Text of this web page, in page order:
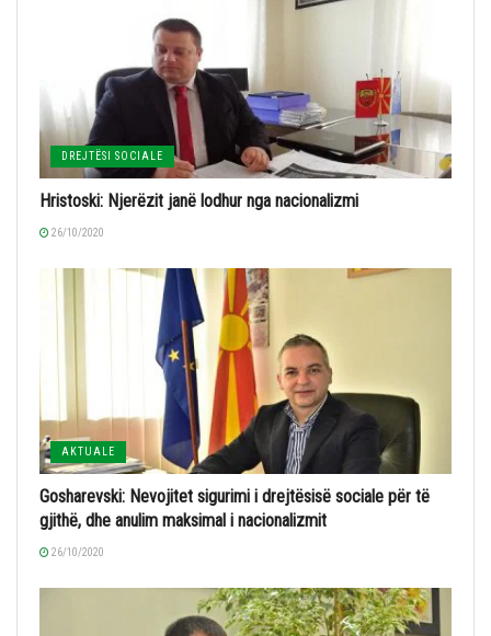
DREJTËSI SOCIALE
Hristoski: Njerëzit janë lodhur nga nacionalizmi
26/10/2020
AKTUALE
Gosharevski: Nevojitet sigurimi i drejtësisë sociale për të
gjithë, dhe anulim maksimal i nacionalizmit
26/10/2020